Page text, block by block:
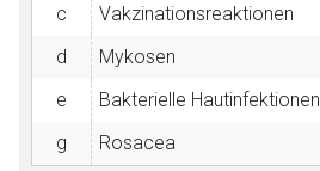
c
Vakzinationsreaktionen
d
Mykosen
e
Bakterielle Hautinfektionen
g
Rosacea